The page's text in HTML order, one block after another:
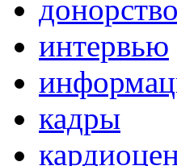
донорство
интервью
кадры